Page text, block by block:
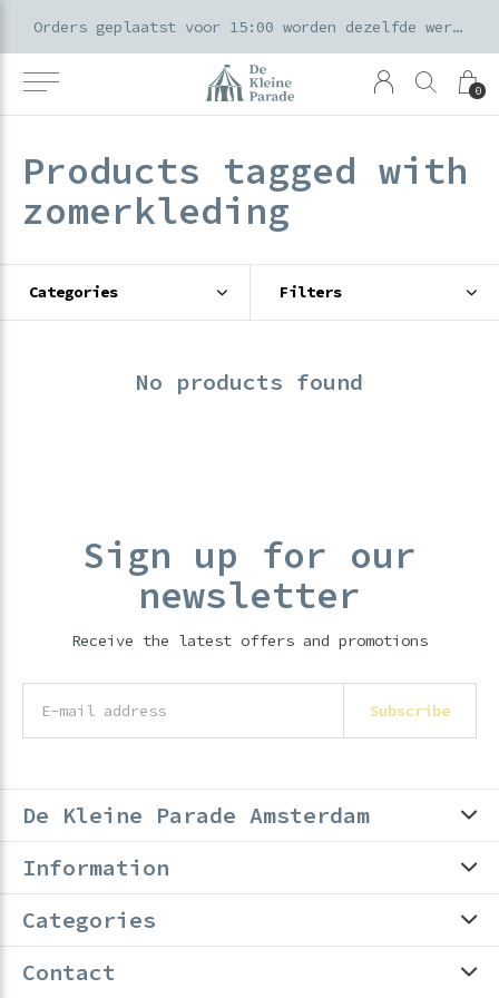
0
Orders geplaatst voor 15:00 worden dezelfde werkdag verzonden
Products tagged with
zomerkleding
Categories Filters
No products found
Sign up for our
newsletter
Receive the latest offers and promotions
Subscribe
De Kleine Parade Amsterdam
Information
Categories
Contact